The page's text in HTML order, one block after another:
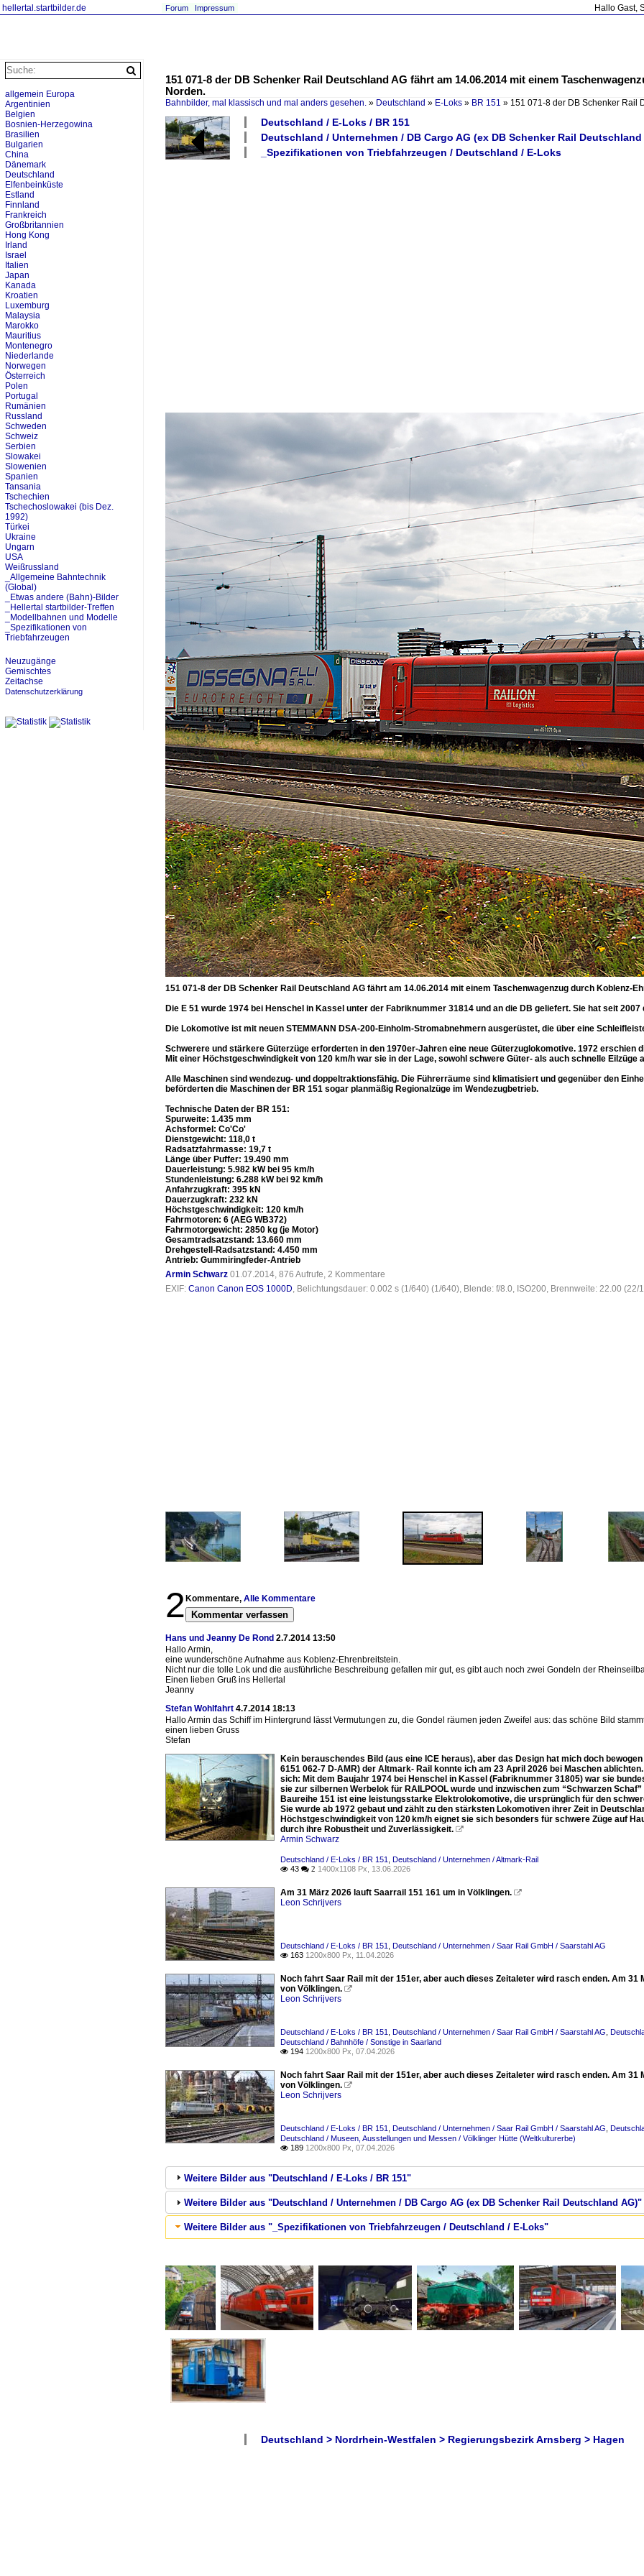
hellertal.startbilder.de Hallo Gast,
Forum Impressum
151 071-8 der DB Schenker Rail Deutschland AG fährt am 14.06.2014 mit einem
Norden.
Bahnbilder, mal klassisch und mal anders gesehen. » Deutschland » E-Loks » BR 151 » 151 071-8 der DB Schenker Rail
Deutschland / E-Loks / BR 151
Deutschland / Unternehmen / DB Cargo AG (ex DB Schenker Rail Deutschland
_Spezifikationen von Triebfahrzeugen / Deutschland / E-Loks
151 071-8 der DB Schenker Rail Deutschland AG fährt am 14.06.2014 mit einem Taschenwagenzug durch Koblenz-
Die E 51 wurde 1974 bei Henschel in Kassel unter der Fabriknummer 31814 und an die DB geliefert. Sie hat seit
Die Lokomotive ist mit neuen STEMMANN DSA-200-Einholm-Stromabnehmern ausgerüstet, die über eine
Schwerere und stärkere Güterzüge erforderten in den 1970er-Jahren eine neue Güterzuglokomotive. 1972 erschien
Mit einer Höchstgeschwindigkeit von 120 km/h war sie in der Lage, sowohl schwere Güter- als auch schnelle
Alle Maschinen sind wendezug- und doppeltraktionsfähig. Die Führerräume sind klimatisiert und gegenüber den
beförderten die Maschinen der BR 151 sogar planmäßig Regionalzüge im Wendezugbetrieb.
Technische Daten der BR 151:
Spurweite: 1.435 mm
Achsformel: Co'Co'
Dienstgewicht: 118,0 t
Radsatzfahrmasse: 19,7 t
Länge über Puffer: 19.490 mm
Dauerleistung: 5.982 kW bei 95 km/h
Stundenleistung: 6.288 kW bei 92 km/h
Anfahrzugkraft: 395 kN
Dauerzugkraft: 232 kN
Höchstgeschwindigkeit: 120 km/h
Fahrmotoren: 6 (AEG WB372)
Fahrmotorgewicht: 2850 kg (je Motor)
Gesamtradsatzstand: 13.660 mm
Drehgestell-Radsatzstand: 4.450 mm
Antrieb: Gummiringfeder-Antrieb
Armin Schwarz 01.07.2014, 876 Aufrufe, 2 Kommentare
EXIF: Canon Canon EOS 1000D, Belichtungsdauer: 0.002 s (1/640) (1/640), Blende: f/8.0, ISO200, Brennweite: 22.00 (22/
2 Kommentare, Alle Kommentare
Kommentar verfassen
Hans und Jeanny De Rond 2.7.2014 13:50
Hallo Armin,
eine wunderschöne Aufnahme aus Koblenz-Ehrenbreitstein.
Nicht nur die tolle Lok und die ausführliche Beschreibung gefallen mir gut, es gibt auch noch zwei Gondeln der
Einen lieben Gruß ins Hellertal
Jeanny
Stefan Wohlfahrt 4.7.2014 18:13
Hallo Armin das Schiff im Hintergrund lässt Vermutungen zu, die Gondel räumen jeden Zweifel aus: das schöne Bild
einen lieben Gruss
Stefan
Kein berauschendes Bild (aus eine ICE heraus), aber das Design hat mich doch
6151 062-7 D-AMR) der Altmark- Rail konnte ich am 23 April 2026 bei Maschen
sich: Mit dem Baujahr 1974 bei Henschel in Kassel (Fabriknummer 31805) war sie
sie zur silbernen Werbelok für RAILPOOL wurde und inzwischen zum “Schwarzen
Baureihe 151 ist eine leistungsstarke Elektrolokomotive, die ursprünglich für den
Sie wurde ab 1972 gebaut und zählt zu den stärksten Lokomotiven ihrer Zeit in
Höchstgeschwindigkeit von 120 km/h eignet sie sich besonders für schwere Züge auf
durch ihre Robustheit und Zuverlässigkeit. 
Armin Schwarz
Deutschland / E-Loks / BR 151 Deutschland / Unternehmen / Altmark-Rail
 43  2 1400x1108 Px, 13.06.2026
Am 31 März 2026 lauft Saarrail 151 161 um in Völklingen. 
Leon Schrijvers
Deutschland / E-Loks / BR 151 Deutschland / Unternehmen / Saar Rail GmbH / Saarstahl AG
 163 1200x800 Px, 11.04.2026
Noch fahrt Saar Rail mit der 151er, aber auch dieses Zeitaleter wird rasch enden. Am
von Völklingen. 
Leon Schrijvers
Deutschland / E-Loks / BR 151 Deutschland / Unternehmen / Saar Rail GmbH / Saarstahl AG
Deutschland / Bahnhöfe / Sonstige in Saarland
 194 1200x800 Px, 07.04.2026
Noch fahrt Saar Rail mit der 151er, aber auch dieses Zeitaleter wird rasch enden. Am
von Völklingen. 
Leon Schrijvers
Deutschland / E-Loks / BR 151 Deutschland / Unternehmen / Saar Rail GmbH / Saarstahl AG
Deutschland / Museen, Ausstellungen und Messen / Völklinger Hütte (Weltkulturerbe)
 189 1200x800 Px, 07.04.2026
Weitere Bilder aus "Deutschland / E-Loks / BR 151"
Weitere Bilder aus "Deutschland / Unternehmen / DB Cargo AG (ex DB Schenker Rail Deutschland AG)"
Weitere Bilder aus "_Spezifikationen von Triebfahrzeugen / Deutschland / E-Loks"
Deutschland > Nordrhein-Westfalen > Regierungsbezirk Arnsberg > Hagen
allgemein Europa
Argentinien
Belgien
Bosnien-Herzegowina
Brasilien
Bulgarien
China
Dänemark
Deutschland
Elfenbeinküste
Estland
Finnland
Frankreich
Großbritannien
Hong Kong
Irland
Israel
Italien
Japan
Kanada
Kroatien
Luxemburg
Malaysia
Marokko
Mauritius
Montenegro
Niederlande
Norwegen
Österreich
Polen
Portugal
Rumänien
Russland
Schweden
Schweiz
Serbien
Slowakei
Slowenien
Spanien
Tansania
Tschechien
Tschechoslowakei (bis Dez.
1992)
Türkei
Ukraine
Ungarn
USA
Weißrussland
_Allgemeine Bahntechnik
(Global)
_Etwas andere (Bahn)-Bilder
_Hellertal startbilder-Treffen
_Modellbahnen und Modelle
_Spezifikationen von
Triebfahrzeugen
Neuzugänge
Gemischtes
Zeitachse
Datenschutzerklärung